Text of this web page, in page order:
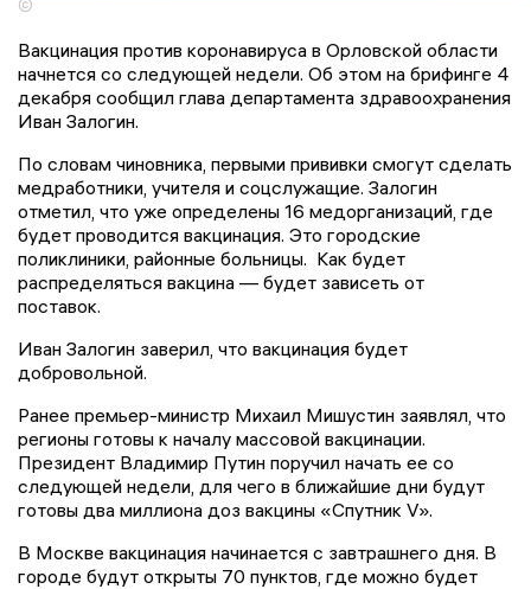
Вакцинация против коронавируса в Орловской области
начнется со следующей недели. Об этом на брифинге 4
декабря сообщил глава департамента здравоохранения
Иван Залогин.
По словам чиновника, первыми прививки смогут сделать
медработники, учителя и соцслужащие. Залогин
отметил, что уже определены 16 медорганизаций, где
будет проводится вакцинация. Это городские
поликлиники, районные больницы. Как будет
распределяться вакцина — будет зависеть от
поставок.
Иван Залогин заверил, что вакцинация будет
добровольной.
Ранее премьер-министр Михаил Мишустин заявлял, что
регионы готовы к началу массовой вакцинации.
Президент Владимир Путин поручил начать ее со
следующей недели, для чего в ближайшие дни будут
готовы два миллиона доз вакцины «Спутник V».
В Москве вакцинация начинается с завтрашнего дня. В
городе будут открыты 70 пунктов, где можно будет